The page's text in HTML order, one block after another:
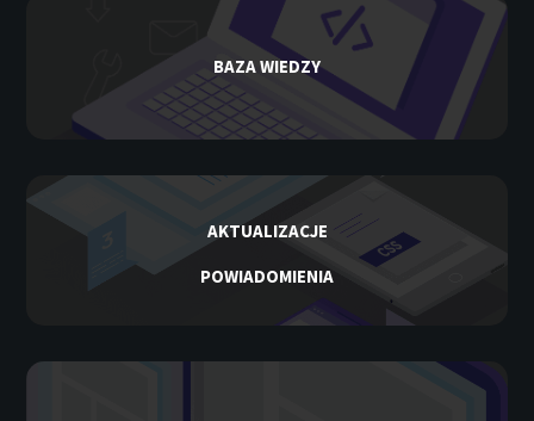
BAZA WIEDZY
AKTUALIZACJE
POWIADOMIENIA